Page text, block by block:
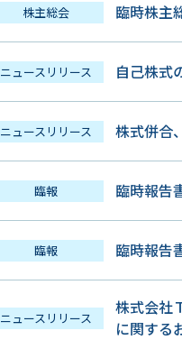
株主総会 臨時株主
ニュースリリース 自己株式
ニュースリリース 株式併合
臨報 臨時報告
臨報 臨時報告
ニュースリリース
株式会社
に関する